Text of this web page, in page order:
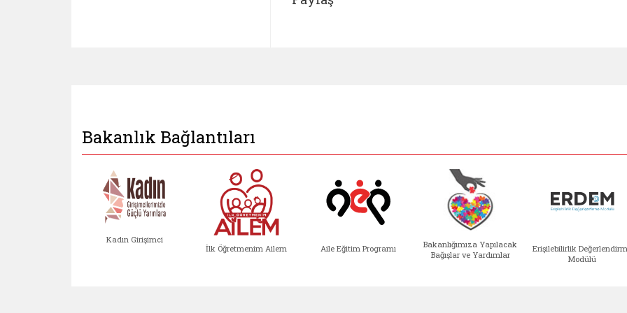
Bakanlık Bağlantıları
Kadın Girişimci
İlk Öğretmenim Ailem Aile Eğitim Programı
Bakanlığımıza Yapılacak
Bağışlar ve Yardımlar
Erişilebilirlik
Modülü